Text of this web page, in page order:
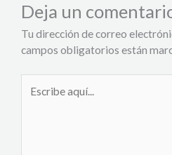
Deja un
Tu dirección de correo
campos obligatorios están
aquí...